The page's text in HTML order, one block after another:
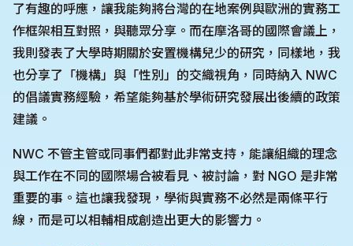
了有趣的呼應，讓我能夠將台灣的在地案例與歐洲的實務工
作框架相互對照，與聽眾分享。而在摩洛哥的國際會議上，
我則發表了大學時期關於安置機構兒少的研究，同樣地，我
也分享了「機構」與「性別」的交織視角，同時納入 NWC
的倡議實務經驗，希望能夠基於學術研究發展出後續的政策
建議。
NWC 不管主管或同事們都對此非常支持，能讓組織的理念
與工作在不同的國際場合被看見、被討論，對 NGO 是非常
重要的事。這也讓我發現，學術與實務不必然是兩條平行
線，而是可以相輔相成創造出更大的影響力。